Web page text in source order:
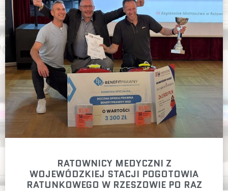
RATOWNICY MEDYCZNI Z
WOJEWÓDZKIEJ STACJI POGOTOWIA
RATUNKOWEGO W RZESZOWIE PO RAZ